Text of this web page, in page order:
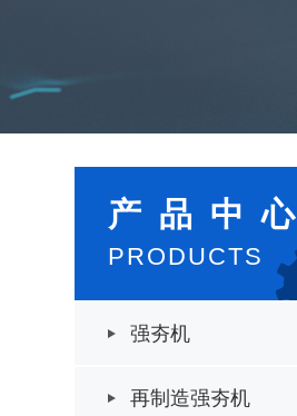
产品中心
PRODUCTS
强夯机
再制造强夯机